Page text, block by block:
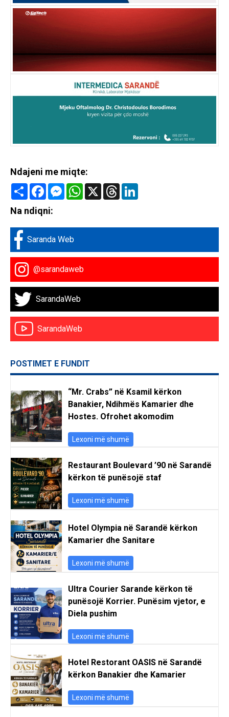
Ndajeni me miqte:
Share FacebookMessenger
WhatsApp
X Threads
Na ndiqni:
Saranda Web
@sarandaweb
SarandaWeb
SarandaWeb
POSTIMET E FUNDIT
“Mr. Crabs” në Ksamil kërkon
Banakier, Ndihmës Kamarier dhe
Hostes. Ofrohet akomodim
Lexoni më shumë
Restaurant Boulevard ’90 në Sarandë
kërkon të punësojë staf
Lexoni më shumë
Hotel Olympia në Sarandë kërkon
Kamarier dhe Sanitare
Lexoni më shumë
Ultra Courier Sarande kërkon të
punësojë Korrier. Punësim vjetor, e
Diela pushim
Lexoni më shumë
Hotel Restorant OASIS në Sarandë
kërkon Banakier dhe Kamarier
Lexoni më shumë